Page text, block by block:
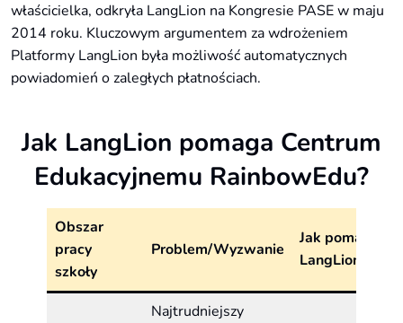
właścicielka, odkryła LangLion na Kongresie PASE w maju
2014 roku. Kluczowym argumentem za wdrożeniem
Platformy LangLion była możliwość automatycznych
powiadomień o zaległych płatnościach.
Jak LangLion pomaga Centrum
Edukacyjnemu RainbowEdu?
Obszar
pracy
szkoły
Problem/Wyzwanie
Jak pomaga
LangLion?
Najtrudniejszy